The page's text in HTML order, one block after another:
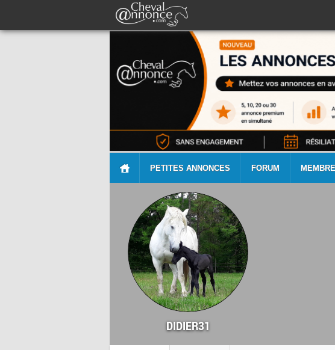
PETITES ANNONCES FORUM
DIDIER31